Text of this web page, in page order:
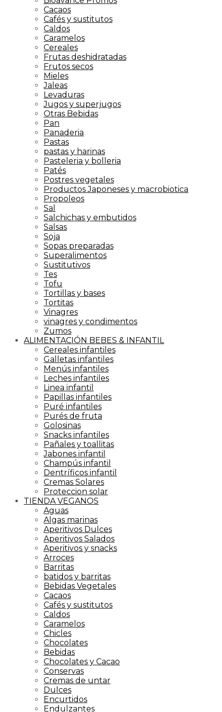
Cacaos
Cafés y sustitutos
Caldos
Caramelos
Cereales
Frutas deshidratadas
Frutos secos
Mieles
Jaleas
Levaduras
Jugos y superjugos
Otras Bebidas
Pan
Panaderia
Pastas
pastas y harinas
Pasteleria y bolleria
Patés
Postres vegetales
Productos Japoneses y macrobiotica
Propoleos
Sal
Salchichas y embutidos
Salsas
Soja
Sopas preparadas
Superalimentos
Sustitutivos
Tes
Tofu
Tortillas y bases
Tortitas
Vinagres
vinagres y condimentos
Zumos
ALIMENTACIÓN BEBES & INFANTIL
Cereales infantiles
Galletas infantiles
Menús infantiles
Leches infantiles
Linea infantil
Papillas infantiles
Puré infantiles
Purés de fruta
Golosinas
Snacks infantiles
Pañales y toallitas
Jabones infantil
Champús infantil
Dentríficos infantil
Cremas Solares
Proteccion solar
TIENDA VEGANOS
Aguas
Algas marinas
Aperitivos Dulces
Aperitivos Salados
Aperitivos y snacks
Arroces
Barritas
batidos y barritas
Bebidas Vegetales
Cacaos
Cafés y sustitutos
Caldos
Caramelos
Chicles
Chocolates
Bebidas
Chocolates y Cacao
Conservas
Cremas de untar
Dulces
Encurtidos
Endulzantes